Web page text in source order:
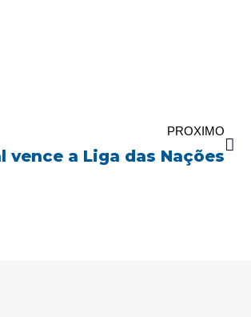
PROXIMO
vence a Liga das Nações